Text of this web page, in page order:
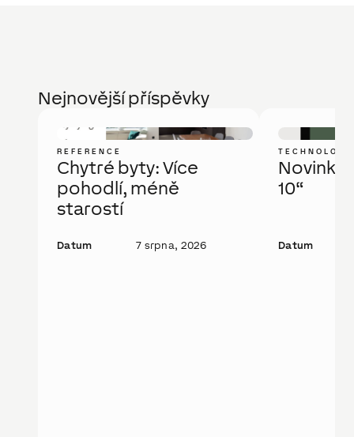
Nejnovější příspěvky
REFERENCE
Chytré byty: Více
pohodlí, méně
starostí
Datum 7 srpna, 2026
Novinka:
10“
Datum